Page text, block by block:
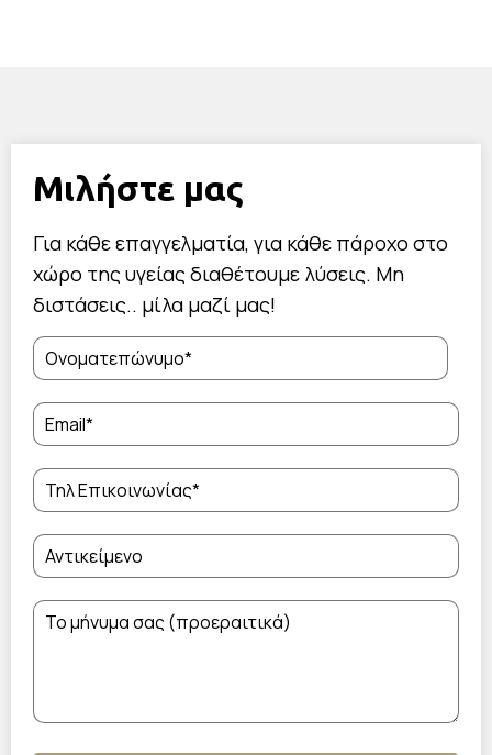
Μιλήστε μας
Για κάθε επαγγελματία, για κάθε πάροχο στο
χώρο της υγείας διαθέτουμε λύσεις. Μη
διστάσεις.. μίλα μαζί μας!